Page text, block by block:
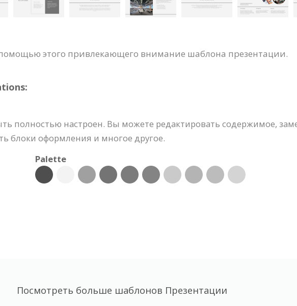
этого привлекающего внимание шаблона презентации.
полностью настроен. Вы можете редактировать содержимое,
блоки оформления и многое другое.
Palette
Посмотреть больше шаблонов Презентации